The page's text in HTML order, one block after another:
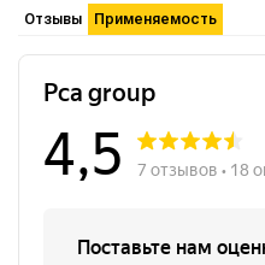
Отзывы Применяемость